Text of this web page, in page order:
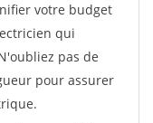
votre budget
qui
pas de
pour assurer